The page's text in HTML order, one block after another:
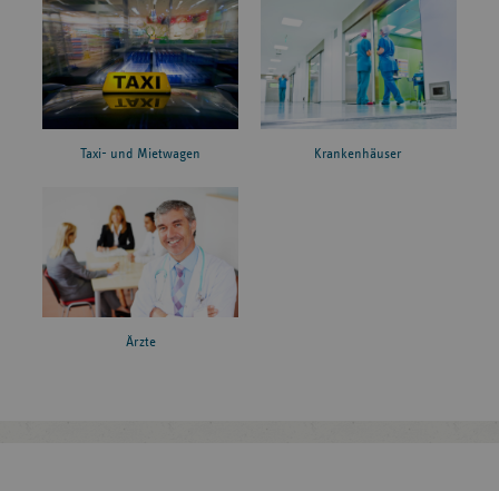
Taxi- und Mietwagen Krankenhäuser
Ärzte